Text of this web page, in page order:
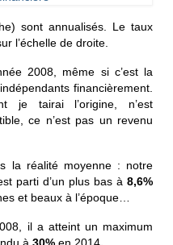
sont annualisés. Le taux
l’échelle de droite.
2008, même si c’est la
financièrement.
je tairai l’origine, n’est
ce n’est pas un revenu
la réalité moyenne : notre
parti d’un plus bas à 8,6%
et beaux à l’époque…
il a atteint un maximum
à 30% en 2014.